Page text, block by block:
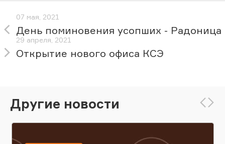
07 мая, 2021
День поминовения усопших - Радоница
29 апреля, 2021
Открытие нового офиса КСЭ
Другие новости